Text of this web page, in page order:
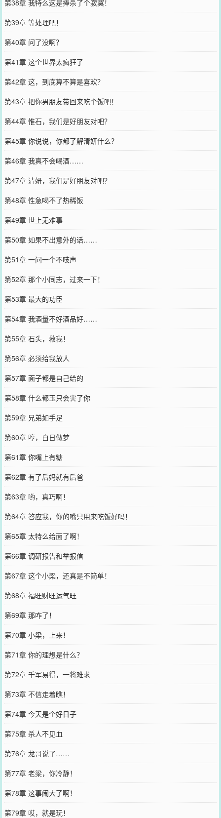
第38章 我特么这是捧杀了个寂寞！
第39章 等处理吧！
第40章 问了没啊？
第41章 这个世界太疯狂了
第42章 这，到底算不算是喜欢？
第43章 把你男朋友带回来吃个饭吧！
第44章 惟石，我们是好朋友对吧？
第45章 你说说，你都了解清妍什么？
第46章 我真不会喝酒……
第47章 清妍，我们是好朋友对吧？
第48章 性急喝不了热稀饭
第49章 世上无难事
第50章 如果不出意外的话……
第51章 一问一个不吱声
第52章 那个小同志，过来一下！
第53章 最大的功臣
第54章 我酒量不好酒品好……
第55章 石头，救我！
第56章 必须给我放人
第57章 面子都是自己给的
第58章 什么都玉只会害了你
第59章 兄弟如手足
第60章 哼，白日做梦
第61章 你嘴上有糖
第62章 有了后妈就有后爸
第63章 哟，真巧啊！
第64章 答应我，你的嘴只用来吃饭好吗！
第65章 太特么给面了啊！
第66章 调研报告和举报信
第67章 这个小梁，还真是不简单！
第68章 福旺财旺运气旺
第69章 那咋了！
第70章 小梁，上来！
第71章 你的理想是什么？
第72章 千军易得，一将难求
第73章 不信走着瞧！
第74章 今天是个好日子
第75章 杀人不见血
第76章 龙哥说了……
第77章 老梁，你冷静！
第78章 这事闹大了啊！
第79章 哎，就是玩！